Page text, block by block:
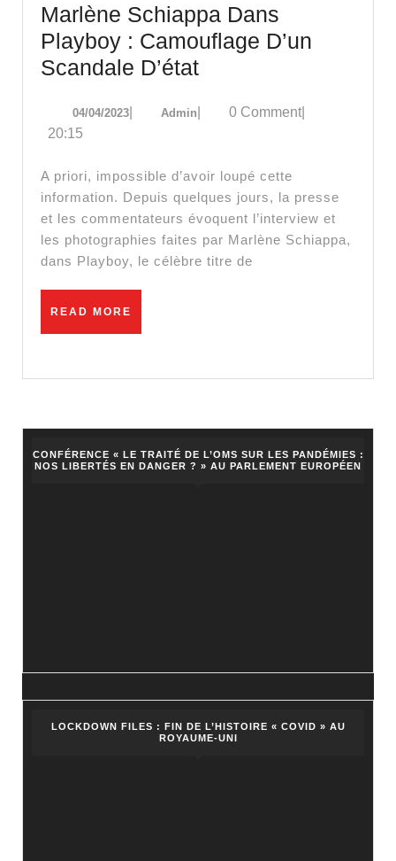
Marlène Schiappa Dans
Playboy : Camouflage D’un
Scandale D’étatMarlène
Dans
:
Camouflage
D’un
Scandale
04/04/202304/04/2023
AdminAdmin0 Comment
20:15
A priori, impossible d’avoir loupé cette
information. Depuis quelques jours, la presse
et les commentateurs évoquent l’interview et
les photographies faites par Marlène Schiappa,
dans Playboy, le célèbre titre de
READ MORE
CONFÉRENCE « LE TRAITÉ DE L’OMS SUR LES PANDÉMIES :
NOS LIBERTÉS EN DANGER ? » AU PARLEMENT EUROPÉEN
LOCKDOWN FILES : FIN DE L’HISTOIRE « COVID » AU
ROYAUME-UNI